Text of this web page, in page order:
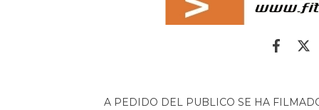
A PEDIDO DEL PUBLICO SE HA